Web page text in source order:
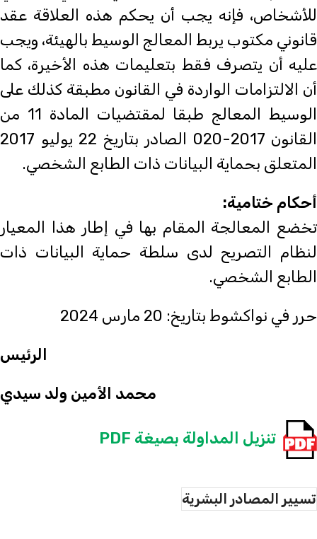
للأشخاص، فإنه يجب أن يحكم هذه العلاقة عقد
قانوني مكتوب يربط المعالج الوسيط بالهيئة، ويجب
عليه أن يتصرف فقط بتعليمات هذه الأخيرة، كما
أن الالتزامات الواردة في القانون مطبقة كذلك على
الوسيط المعالج طبقا لمقتضيات المادة 11 من
القانون 2017-020 الصادر بتاريخ 22 يوليو 2017
المتعلق بحماية البيانات ذات الطابع الشخصي.
أحكام ختامية:
تخضع المعالجة المقام بها في إطار هذا المعيار
لنظام التصريح لدى سلطة حماية البيانات ذات
الطابع الشخصي.
حرر في نواكشوط بتاريخ: 20 مارس 2024
الرئيس
محمد الأمين ولد سيدي
تنزيل المداولة بصيغة PDF
تسيير المصادر البشرية